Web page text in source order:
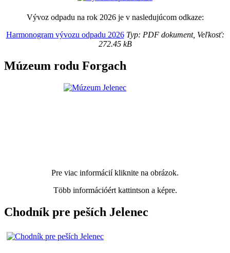
Vývoz odpadu na rok 2026 je v nasledujúcom odkaze:
Harmonogram vývozu odpadu 2026Typ: PDF dokument, Veľkosť:
272.45 kB
Múzeum rodu Forgach
Pre viac informácií kliknite na obrázok.
Több információért kattintson a képre.
Chodník pre peších Jelenec